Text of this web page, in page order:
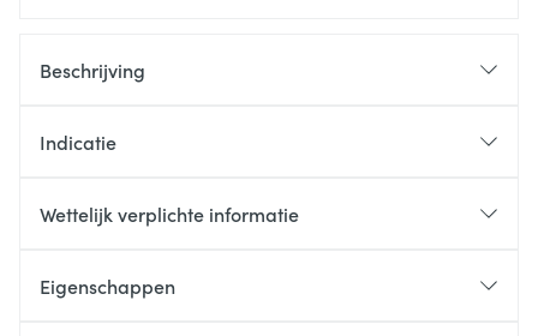
Beschrijving
Indicatie
Wettelijk verplichte informatie
Eigenschappen